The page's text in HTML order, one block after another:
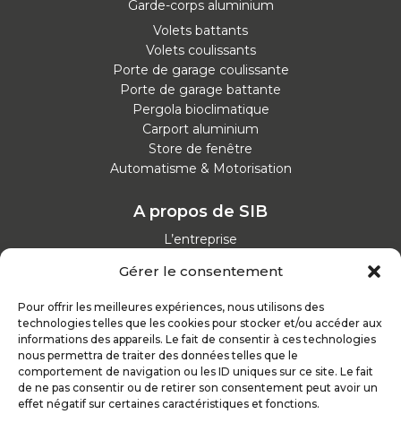
Gérer le consentement
Pour offrir les meilleures expériences, nous utilisons des
technologies telles que les cookies pour stocker et/ou accéder aux
informations des appareils. Le fait de consentir à ces technologies
nous permettra de traiter des données telles que le
comportement de navigation ou les ID uniques sur ce site. Le fait
de ne pas consentir ou de retirer son consentement peut avoir un
effet négatif sur certaines caractéristiques et fonctions.
Garde-corps aluminium
Volets battants
Volets coulissants
Porte de garage coulissante
Porte de garage battante
Pergola bioclimatique
Carport aluminium
Store de fenêtre
Automatisme & Motorisation
A propos de SIB
L’entreprise
Parcours d'achat
Nos garanties
Nos offres d’emploi
Actualités
Inspirez-vous
Nos conseils